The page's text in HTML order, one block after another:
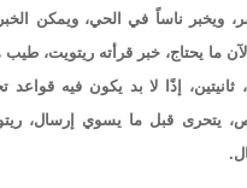
ويخبر ناساً في الحي، ويمكن
ما يحتاج، خبر قرأته ريتويت،
ثانيتين، إذًا لا بد يكون فيه
يتحرى قبل ما يسوي إرسال،